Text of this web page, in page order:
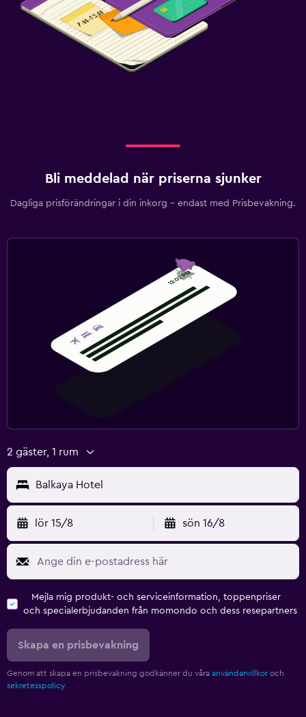
Bli meddelad när priserna sjunker
Dagliga prisförändringar i din inkorg – endast med Prisbevakning.
2 gäster, 1 rum
Balkaya Hotel
lör 15/8 sön 16/8
Mejla mig produkt- och serviceinformation, toppenpriser
och specialerbjudanden från momondo och dess resepartners
Skapa en prisbevakning
Genom att skapa en prisbevakning godkänner du våra användarvillkor och
sekretesspolicy.